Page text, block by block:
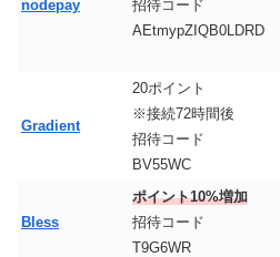
nodepay
招待コード
AEtmypZIQB0LDRD
Gradient
20ポイント
※接続72時間後
招待コード
BV55WC
Bless
ポイント10%増加
招待コード
T9G6WR